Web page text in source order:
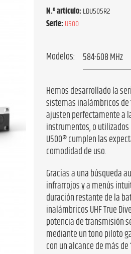
N.º artículo:LDU505R2
Serie:U500
Modelos:
Hemos desarrollado la
sistemas inalámbricos
ajusten perfectamente a
instrumentos, o
U500® cumplen las
comodidad de uso.
Gracias a una búsqueda
infrarrojos y a menús
duración restante de la
inalámbricos UHF True
potencia de transmisión
mediante un tono piloto
con un alcance de más